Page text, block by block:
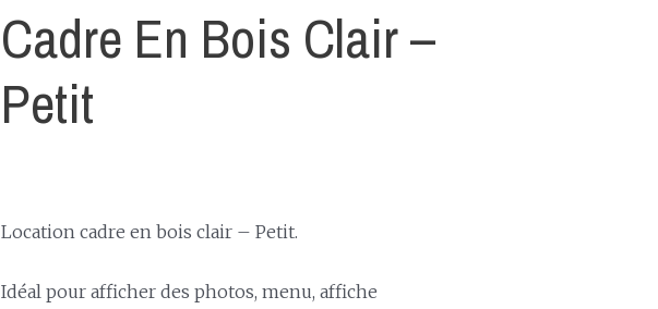
Cadre En Bois Clair –
Petit
Location cadre en bois clair – Petit.
Idéal pour afficher des photos, menu, affiche